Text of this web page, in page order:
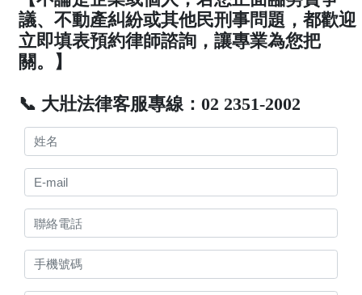
議、不動產糾紛或其他民刑事問題，都歡迎
立即填表預約律師諮詢，讓專業為您把
關。】
📞 大壯法律客服專線：02 2351-2002